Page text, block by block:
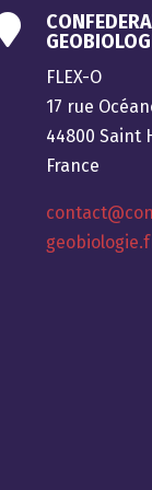
FLEX-O
17 rue
44800 Saint
France